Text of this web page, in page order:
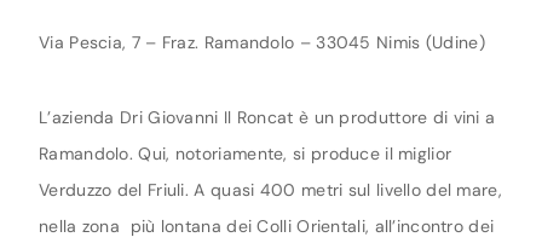
Via Pescia, 7 – Fraz. Ramandolo – 33045 Nimis (Udine)
L’azienda Dri Giovanni Il Roncat è un produttore di vini a
Ramandolo. Qui, notoriamente, si produce il miglior
Verduzzo del Friuli. A quasi 400 metri sul livello del mare,
nella zona più lontana dei Colli Orientali, all’incontro dei